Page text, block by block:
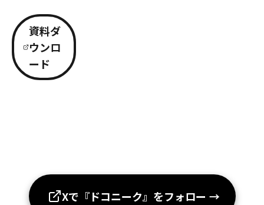
資料ダ
ウンロ
ード
Xで『ドコニーク』をフォロー →